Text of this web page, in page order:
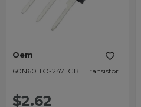
Oem
60N60 TO-247 IGBT Transistör
$2.62